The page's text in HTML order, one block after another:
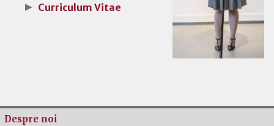
Curriculum Vitae
Despre noi